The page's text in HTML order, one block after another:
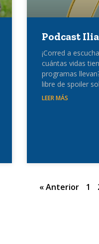
Podcast
¡Corred a
cuántas vidas
programas
libre de spoiler
LEER MÁS
« Anterior 1